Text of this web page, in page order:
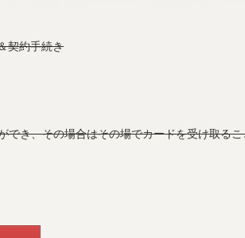
契約手続き
でき、その場合はその場でカードを受け取る